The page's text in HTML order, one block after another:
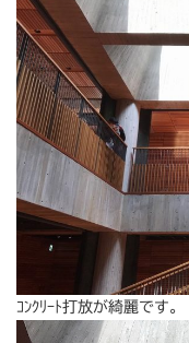
ｺﾝｸﾘｰﾄ打放が綺麗です。